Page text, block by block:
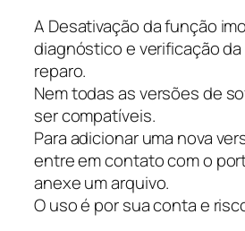
A Desativação da função
diagnóstico e verificação da
reparo.
Nem todas as versões de
ser compatíveis.
Para adicionar uma nova
entre em contato com o
anexe um arquivo.
O uso é por sua conta e